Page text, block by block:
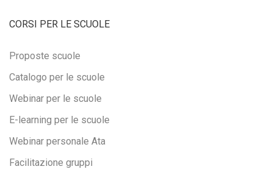
CORSI PER LE SCUOLE
Proposte scuole
Catalogo per le scuole
Webinar per le scuole
E-learning per le scuole
Webinar personale Ata
Facilitazione gruppi